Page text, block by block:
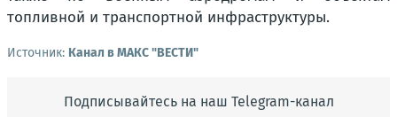
топливной и транспортной инфраструктуры.
Источник: Канал в МАКС "ВЕСТИ"
Подписывайтесь на наш Telegram-канал